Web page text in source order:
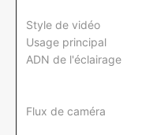
Style de vidéo
Usage principal
ADN de l'éclairage
Flux de caméra